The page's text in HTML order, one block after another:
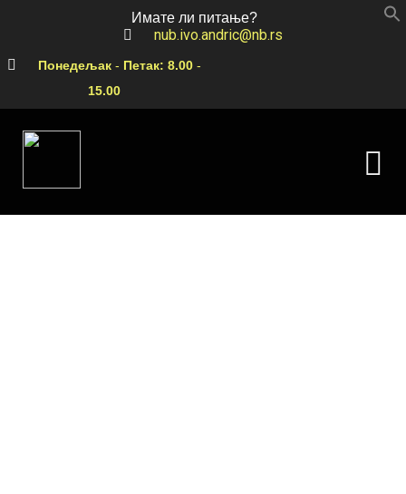
Имате ли питање?
nub.ivo.andric@nb.rs
Понедељак - Петак: 8.00 -
15.00